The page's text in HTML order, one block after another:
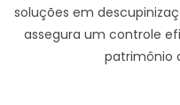
soluções em
assegura um controle
patrimônio